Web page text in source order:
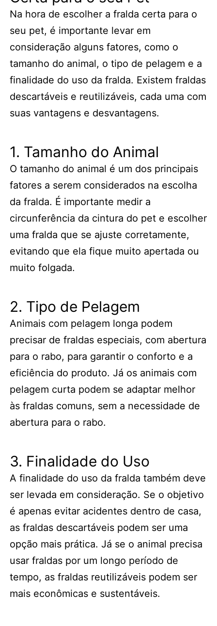
Na hora de escolher a fralda certa para o
seu pet, é importante levar em
consideração alguns fatores, como o
tamanho do animal, o tipo de pelagem e a
finalidade do uso da fralda. Existem fraldas
descartáveis e reutilizáveis, cada uma com
suas vantagens e desvantagens.
1. Tamanho do Animal
O tamanho do animal é um dos principais
fatores a serem considerados na escolha
da fralda. É importante medir a
circunferência da cintura do pet e escolher
uma fralda que se ajuste corretamente,
evitando que ela fique muito apertada ou
muito folgada.
2. Tipo de Pelagem
Animais com pelagem longa podem
precisar de fraldas especiais, com abertura
para o rabo, para garantir o conforto e a
eficiência do produto. Já os animais com
pelagem curta podem se adaptar melhor
às fraldas comuns, sem a necessidade de
abertura para o rabo.
3. Finalidade do Uso
A finalidade do uso da fralda também deve
ser levada em consideração. Se o objetivo
é apenas evitar acidentes dentro de casa,
as fraldas descartáveis podem ser uma
opção mais prática. Já se o animal precisa
usar fraldas por um longo período de
tempo, as fraldas reutilizáveis podem ser
mais econômicas e sustentáveis.